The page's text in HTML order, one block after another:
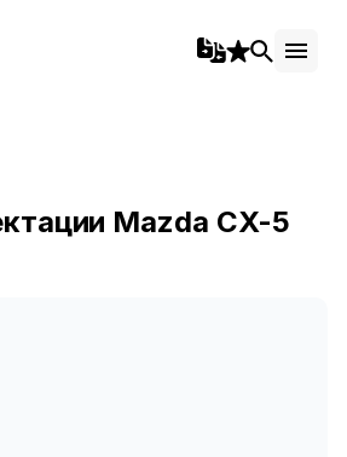
Mazda CX-5